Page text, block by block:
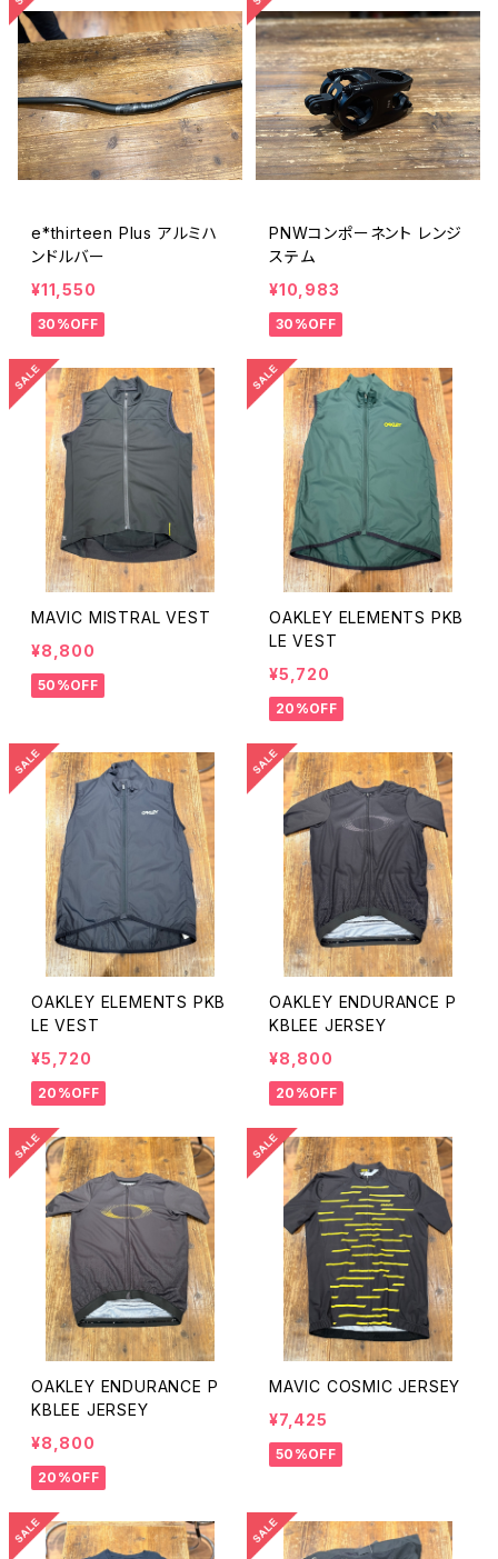
e*thirteen Plus アルミハ
ンドルバー
¥11,550
30%OFF
PNWコンポーネント レンジ
ステム
¥10,983
30%OFF
MAVIC MISTRAL VEST
¥8,800
50%OFF
OAKLEY ELEMENTS PKB
LE VEST
¥5,720
20%OFF
OAKLEY ELEMENTS PKB
LE VEST
¥5,720
20%OFF
OAKLEY ENDURANCE P
KBLEE JERSEY
¥8,800
20%OFF
OAKLEY ENDURANCE P
KBLEE JERSEY
¥8,800
20%OFF
MAVIC COSMIC JERSEY
¥7,425
50%OFF